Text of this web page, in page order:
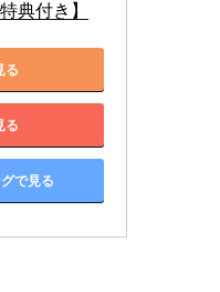
典付き】
る
る
で見る